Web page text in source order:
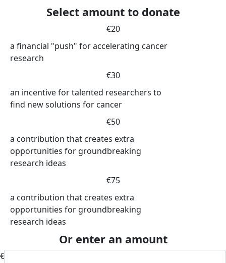
Select amount to donate
€20
a financial "push" for accelerating cancer
research
€30
an incentive for talented researchers to
find new solutions for cancer
€50
a contribution that creates extra
opportunities for groundbreaking
research ideas
€75
a contribution that creates extra
opportunities for groundbreaking
research ideas
Or enter an amount
€